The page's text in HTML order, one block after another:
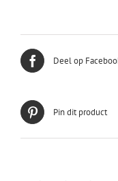
Deel op
Pin dit product